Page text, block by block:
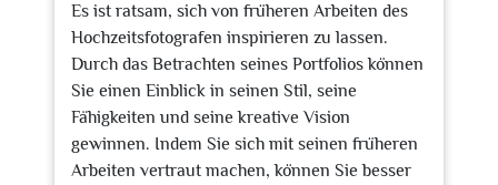
Es ist ratsam, sich von früheren Arbeiten des
Hochzeitsfotografen inspirieren zu lassen.
Durch das Betrachten seines Portfolios können
Sie einen Einblick in seinen Stil, seine
Fähigkeiten und seine kreative Vision
gewinnen. Indem Sie sich mit seinen früheren
Arbeiten vertraut machen, können Sie besser